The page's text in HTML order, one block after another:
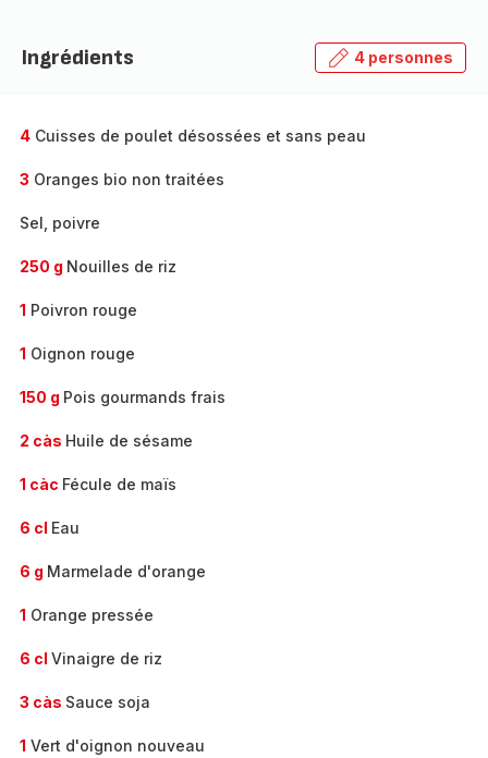
Ingrédients 4 personnes
4 Cuisses de poulet désossées et sans peau
3 Oranges bio non traitées
Sel, poivre
250 g Nouilles de riz
1 Poivron rouge
1 Oignon rouge
150 g Pois gourmands frais
2 càs Huile de sésame
1 càc Fécule de maïs
6 cl Eau
6 g Marmelade d'orange
1 Orange pressée
6 cl Vinaigre de riz
3 càs Sauce soja
1 Vert d'oignon nouveau